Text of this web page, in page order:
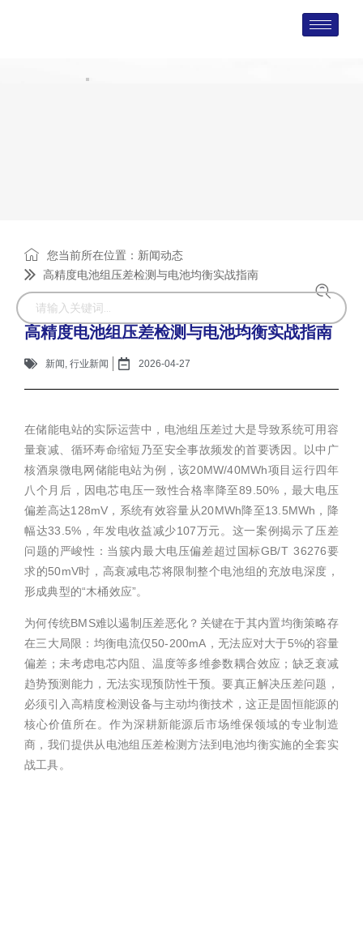
您当前所在位置： 新闻动态
高精度电池组压差检测与电池均衡实战指南
高精度电池组压差检测与电池均衡实战指南
新闻 , 行业新闻 2026-04-27
在储能电站的实际运营中，电池组压差过大是导致系统可用容
量衰减、循环寿命缩短乃至安全事故频发的首要诱因。以中广
核酒泉微电网储能电站为例，该20MW/40MWh项目运行四年
八个月后，因电芯电压一致性合格率降至89.50%，最大电压
偏差高达128mV，系统有效容量从20MWh降至13.5MWh，降
幅达33.5%，年发电收益减少107万元。这一案例揭示了压差
问题的严峻性：当簇内最大电压偏差超过国标GB/T 36276要
求的50mV时，高衰减电芯将限制整个电池组的充放电深度，
形成典型的“木桶效应”。
为何传统BMS难以遏制压差恶化？关键在于其内置均衡策略存
在三大局限：均衡电流仅50-200mA，无法应对大于5%的容量
偏差；未考虑电芯内阻、温度等多维参数耦合效应；缺乏衰减
趋势预测能力，无法实现预防性干预。要真正解决压差问题，
必须引入高精度检测设备与主动均衡技术，这正是固恒能源的
核心价值所在。作为深耕新能源后市场维保领域的专业制造
商，我们提供从电池组压差检测方法到电池均衡实施的全套实
战工具。